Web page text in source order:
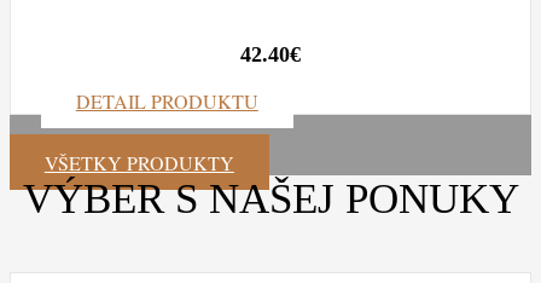
42.40€
DETAIL PRODUKTU
VŠETKY PRODUKTY
VÝBER S NAŠEJ PONUKY